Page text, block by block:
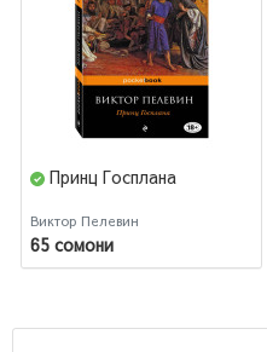
Принц Госплана
Виктор Пелевин
65 сомони